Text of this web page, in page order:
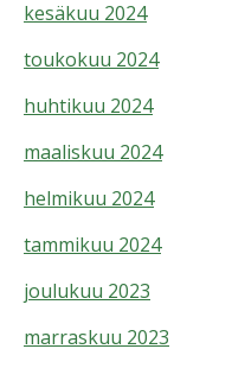
kesäkuu 2024
toukokuu 2024
huhtikuu 2024
maaliskuu 2024
helmikuu 2024
tammikuu 2024
joulukuu 2023
marraskuu 2023